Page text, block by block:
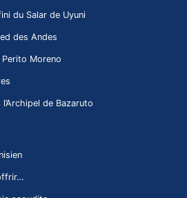
du Salar de Uyuni
des Andes
Moreno
de Bazaruto